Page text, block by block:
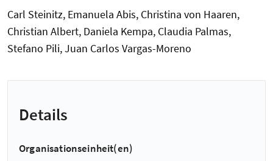
Carl Steinitz, Emanuela Abis, Christina von Haaren,
Christian Albert, Daniela Kempa, Claudia Palmas,
Stefano Pili, Juan Carlos Vargas-Moreno
Details
Organisationseinheit(en)